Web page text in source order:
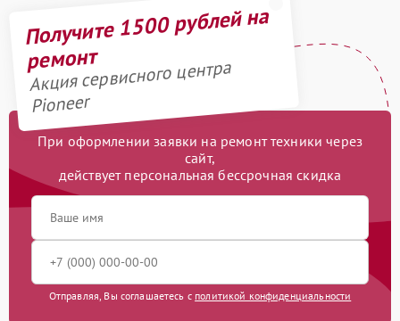
Получите 1500 рублей на
ремонт
Акция сервисного центра
Pioneer
При оформлении заявки на ремонт техники через
сайт,
действует персональная бессрочная скидка
Отправляя, Вы соглашаетесь с политикой конфиденциальности